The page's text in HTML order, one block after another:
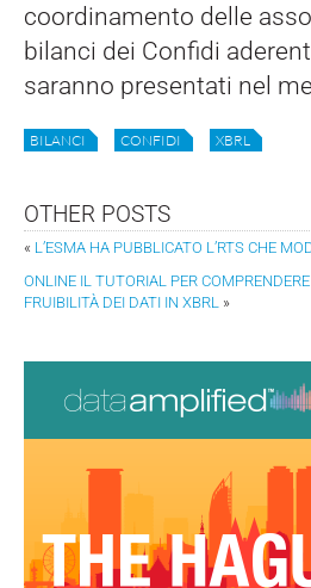
coordinamento delle
bilanci dei Confidi
saranno presentati nel
BILANCI CONFIDI XBRL
OTHER POSTS
« L’ESMA HA PUBBLICATO L’RTS CHE
ONLINE IL TUTORIAL PER
FRUIBILITÀ DEI DATI IN XBRL »